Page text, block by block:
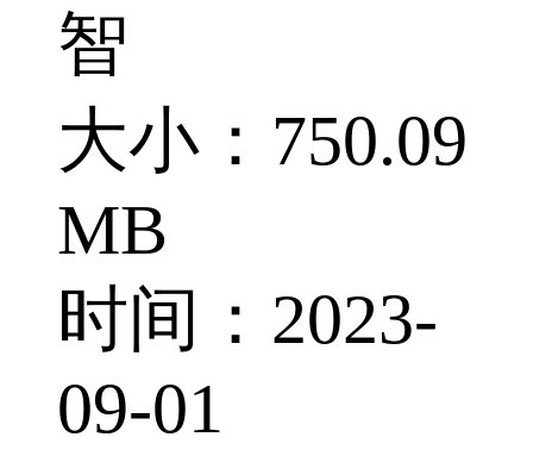
智
大小：750.09
MB
时间：2023-
09-01